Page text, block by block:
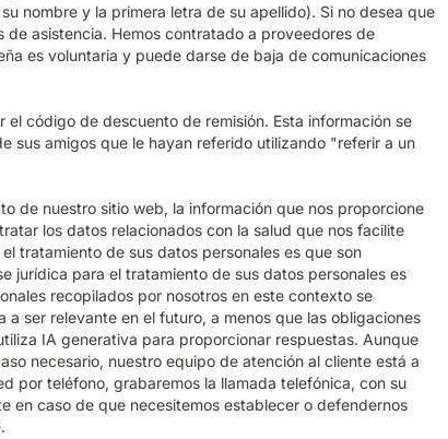
nombre y la primera letra de su apellido). Si no desea que
asistencia. Hemos contratado a proveedores de
es voluntaria y puede darse de baja de comunicaciones
código de descuento de remisión. Esta información se
sus amigos que le hayan referido utilizando "referir a un
de nuestro sitio web, la información que nos proporcione
los datos relacionados con la salud que nos facilite
tratamiento de sus datos personales es que son
jurídica para el tratamiento de sus datos personales es
recopilados por nosotros en este contexto se
ser relevante en el futuro, a menos que las obligaciones
IA generativa para proporcionar respuestas. Aunque
necesario, nuestro equipo de atención al cliente está a
por teléfono, grabaremos la llamada telefónica, con su
en caso de que necesitemos establecer o defendernos